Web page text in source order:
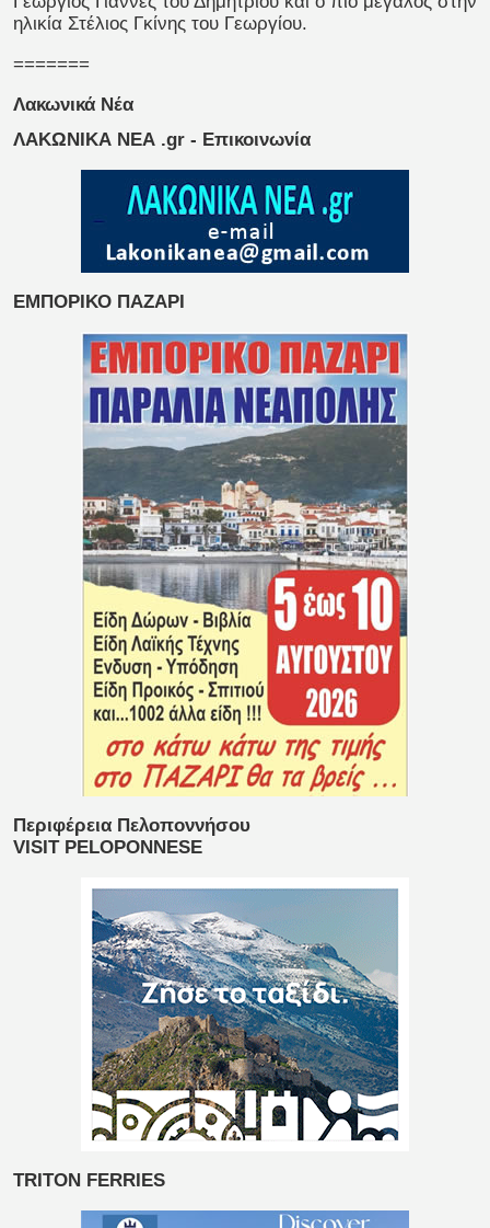
ηλικία Στέλιος Γκίνης του Γεωργίου.
=======
Λακωνικά Νέα
ΛΑΚΩΝΙΚΑ ΝΕΑ .gr - Επικοινωνία
ΕΜΠΟΡΙΚΟ ΠΑΖΑΡΙ
Περιφέρεια Πελοποννήσου
VISIT PELOPONNESE
TRITON FERRIES